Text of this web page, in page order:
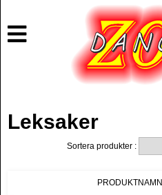
Leksaker
Sortera produkter :
PRODUKTNAMN